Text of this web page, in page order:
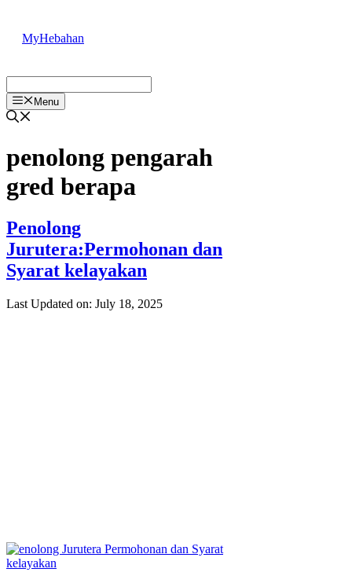
content
MyHebahan
Menu
penolong pengarah
gred berapa
Penolong
Jurutera:Permohonan dan
Syarat kelayakan
Last Updated on: July 18, 2025